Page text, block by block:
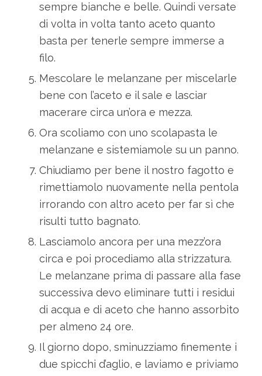
sempre bianche e belle. Quindi versate
di volta in volta tanto aceto quanto
basta per tenerle sempre immerse a
filo.
Mescolare le melanzane per miscelarle
bene con l’aceto e il sale e lasciar
macerare circa un’ora e mezza.
Ora scoliamo con uno scolapasta le
melanzane e sistemiamole su un panno.
Chiudiamo per bene il nostro fagotto e
rimettiamolo nuovamente nella pentola
irrorando con altro aceto per far sì che
risulti tutto bagnato.
Lasciamolo ancora per una mezz’ora
circa e poi procediamo alla strizzatura.
Le melanzane prima di passare alla fase
successiva devo eliminare tutti i residui
di acqua e di aceto che hanno assorbito
per almeno 24 ore.
Il giorno dopo, sminuzziamo finemente i
due spicchi d’aglio, e laviamo e priviamo